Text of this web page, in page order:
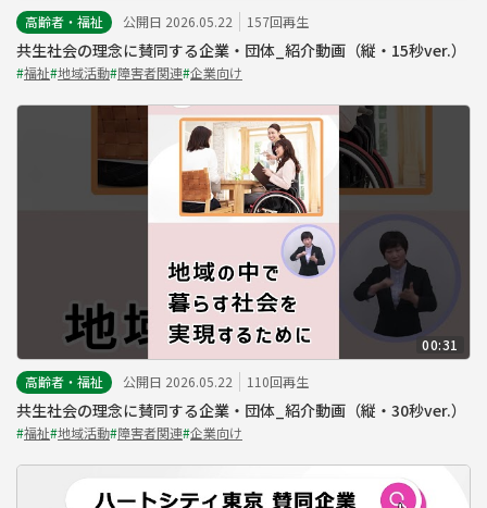
高齢者・福祉
公開日 2026.05.22 157回再生
共生社会の理念に賛同する企業・団体_紹介動画（縦・15秒ver.）
#福祉#地域活動#障害者関連#企業向け
00:31
高齢者・福祉
公開日 2026.05.22 110回再生
共生社会の理念に賛同する企業・団体_紹介動画（縦・30秒ver.）
#福祉#地域活動#障害者関連#企業向け